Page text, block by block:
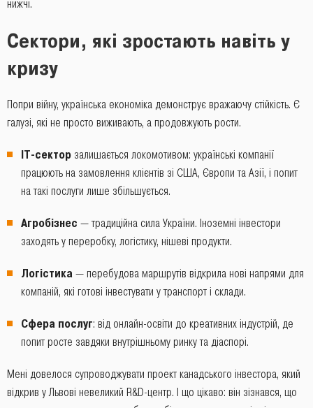
нижчі.
Сектори, які зростають навіть у
кризу
Попри війну, українська економіка демонструє вражаючу стійкість. Є
галузі, які не просто виживають, а продовжують рости.
IT-сектор залишається локомотивом: українські компанії
працюють на замовлення клієнтів зі США, Європи та Азії, і попит
на такі послуги лише збільшується.
Агробізнес — традиційна сила України. Іноземні інвестори
заходять у переробку, логістику, нішеві продукти.
Логістика — перебудова маршрутів відкрила нові напрями для
компаній, які готові інвестувати у транспорт і склади.
Сфера послуг: від онлайн-освіти до креативних індустрій, де
попит росте завдяки внутрішньому ринку та діаспорі.
Мені довелося супроводжувати проект канадського інвестора, який
відкрив у Львові невеликий R&D-центр. І що цікаво: він зізнався, що